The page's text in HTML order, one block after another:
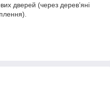
дверей (через дерев’яні